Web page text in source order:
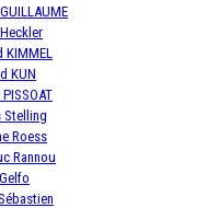
KIMMEL
KUN
Stelling
Roess
Rannou